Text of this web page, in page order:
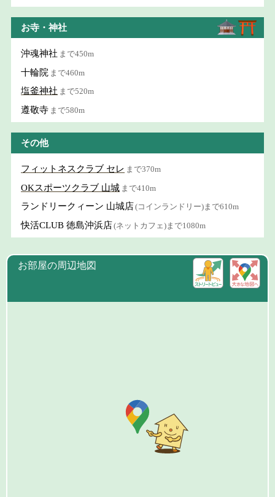
お寺・神社
沖魂神社 まで450m
十輪院 まで460m
塩釜神社 まで520m
遵敬寺 まで580m
その他
フィットネスクラブ セレ まで370m
OKスポーツクラブ 山城 まで410m
ランドリークィーン 山城店(コインランドリー)まで610m
快活CLUB 徳島沖浜店(ネットカフェ)まで1080m
お部屋の周辺地図